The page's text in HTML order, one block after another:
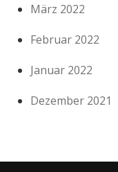
März 2022
Februar 2022
Januar 2022
Dezember 2021